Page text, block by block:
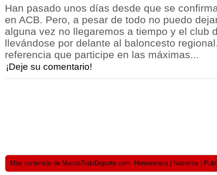
Han pasado unos días desde que se
en ACB. Pero, a pesar de todo no puedo
alguna vez no llegaremos a tiempo y el club
llevándose por delante al baloncesto
referencia que participe en las máximas...
¡Deje su comentario!
Más contenido de MurciaTodoDeporte.com: Hemeroteca | Nosotros |